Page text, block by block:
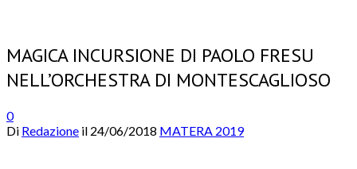
MAGICA INCURSIONE DI PAOLO FRESU
NELL’ORCHESTRA DI MONTESCAGLIOSO
0
Di Redazione il 24/06/2018 MATERA 2019